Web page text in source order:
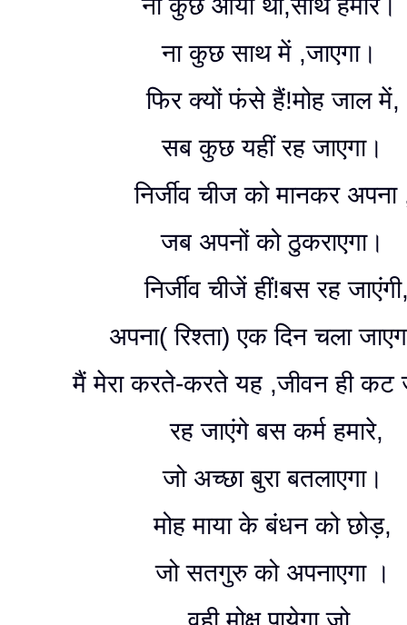
ना कुछ आया था,साथ हमारे।
ना कुछ साथ में ,जाएगा।
फिर क्यों फंसे हैं!मोह जाल में,
सब कुछ यहीं रह जाएगा।
निर्जीव चीज को मानकर अपना
जब अपनों को ठुकराएगा।
निर्जीव चीजें हीं!बस रह
अपना( रिश्ता) एक दिन चला
मैं मेरा करते-करते यह ,जीवन ही कट
रह जाएंगे बस कर्म हमारे,
जो अच्छा बुरा बतलाएगा।
मोह माया के बंधन को छोड़,
जो सतगुरु को अपनाएगा ।